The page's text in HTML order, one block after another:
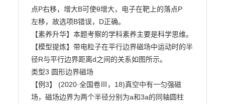
点P右移，增大B可使θ增大，电子在靶上的落点P
左移，故选项B错误，D正确。
【素养升华】本题考察的学科素养主要是科学思维。
【模型提炼】带电粒子在平行边界磁场中运动时的半
径R与平行边界距离d之间的关系如图所示。
类型3 圆形边界磁场
【例3】 (2020·全国卷Ⅲ，18)真空中有一匀强磁
场，磁场边界为两个半径分别为a和3a的同轴圆柱